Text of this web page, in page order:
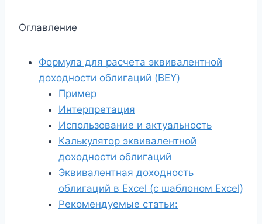
Оглавление
Формула для расчета эквивалентной
доходности облигаций (BEY)
Пример
Интерпретация
Использование и актуальность
Калькулятор эквивалентной
доходности облигаций
Эквивалентная доходность
облигаций в Excel (с шаблоном Excel)
Рекомендуемые статьи: